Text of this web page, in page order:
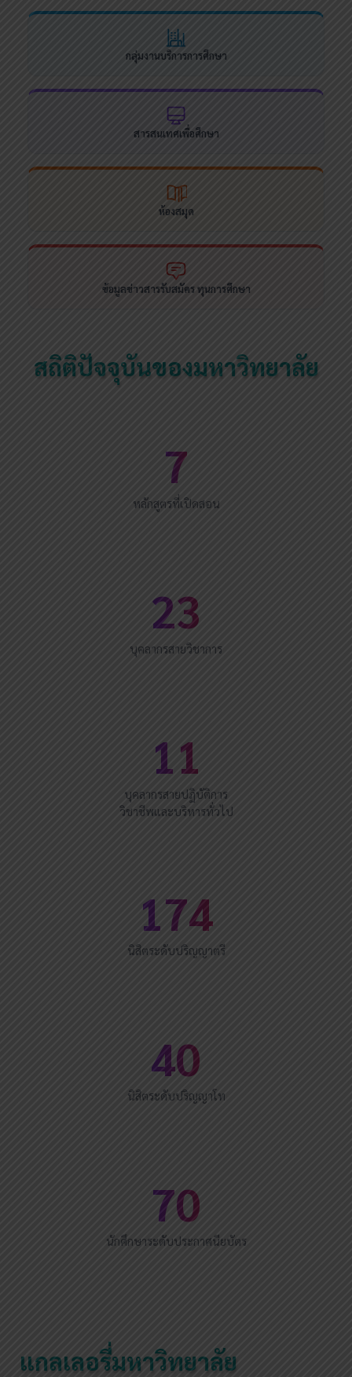
กลุ่มงานบริการการศึกษา
สารสนเทศเพื่อศึกษา
ห้องสมุด
ข้อมูลข่าวสารรับสมัคร ทุนการศึกษา
สถิติปัจจุบันของมหาวิทยาลัย
7
หลักสูตรที่เปิดสอน
23
บุคลากรสายวิชาการ
11
บุคลากรสายปฏิบัติการ
วิชาชีพและบริหารทั่วไป
174
นิสิตระดับปริญญาตรี
40
นิสิตระดับปริญญาโท
70
นักศึกษาระดับประกาศนียบัตร
แกลเลอรี่มหาวิทยาลัย